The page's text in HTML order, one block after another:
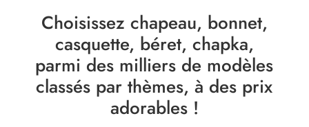
Choisissez chapeau, bonnet,
casquette, béret, chapka,
parmi des milliers de modèles
classés par thèmes, à des prix
adorables !